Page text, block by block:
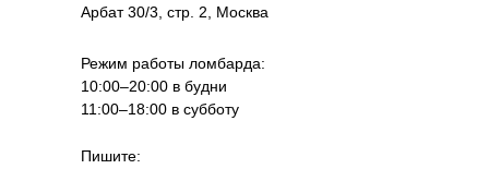
Режим работы ломбарда:
10:00–20:00 в будни
11:00–18:00 в субботу
Арбат 30/3, стр. 2, Москва
Пишите: